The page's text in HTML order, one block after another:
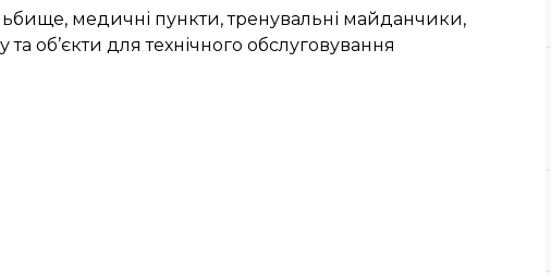
медичні пункти, тренувальні майданчики,
об’єкти для технічного обслуговування